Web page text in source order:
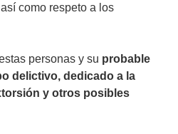
como respeto a los
personas y su probable
delictivo, dedicado a la
y otros posibles